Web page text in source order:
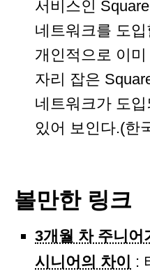
서비스인
네트워크를 도
개인적으로 이
자리 잡은
네트워크가 도
있어 보인다.(한
볼만한 링크
3개월 차 주니어
시니어의 차이
: